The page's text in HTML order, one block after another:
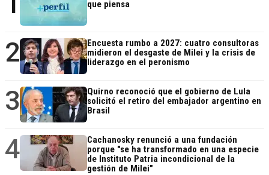
que piensa
2
Encuesta rumbo a 2027: cuatro consultoras
midieron el desgaste de Milei y la crisis de
liderazgo en el peronismo
3
Quirno reconoció que el gobierno de Lula
solicitó el retiro del embajador argentino en
Brasil
4
Cachanosky renunció a una fundación
porque "se ha transformado en una especie
de Instituto Patria incondicional de la
gestión de Milei"